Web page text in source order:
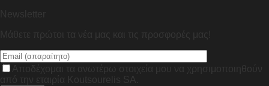
Newsletter
Μάθετε πρώτοι τα νέα μας και τις προσφορές μας!
Αποδέχομαι τα ανωτέρω στοιχεία μου να χρησιμοποιηθούν
από την εταιρία Koutsourelis SA.